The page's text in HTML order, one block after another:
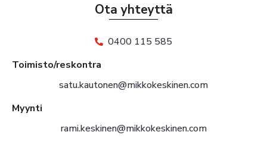
Ota yhteyttä
0400 115 585
Toimisto/reskontra
satu.kautonen@mikkokeskinen.com
Myynti
rami.keskinen@mikkokeskinen.com